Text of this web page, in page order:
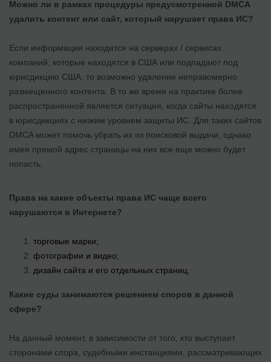
Можно ли в рамках процедуры предусмотренной DMCA
удалить контент или сайт, который нарушает права ИС?
Если информация находится на серверах / сервисах
компаний, которые находятся в США или подпадают под
юрисдикцию США, то возможно удаление неправомерно
размещенного контента. В то же время на практике более
распространенной является ситуация, когда сайты находятся
в юрисдикциях с низким уровнем защиты ИС. Для таких сайтов
DMCA может помочь убрать их из поисковой выдачи, однако
имея прямой адрес страницы на них все еще можно будет
попасть.
Права на какие объекты права ИС чаще всего
нарушаются в Интернете?
торговые марки;
фотографии и видео;
дизайн сайта и его отдельных страниц.
Какие суды занимаются решением споров в данной
сфере?
На данный момент, в зависимости от того, кто выступает
сторонами спора, судебными инстанциями, рассматривающих